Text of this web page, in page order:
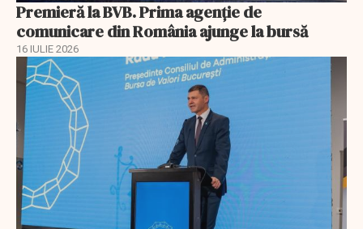
Premieră la BVB. Prima agenție de
comunicare din România ajunge la bursă
16 IULIE 2026